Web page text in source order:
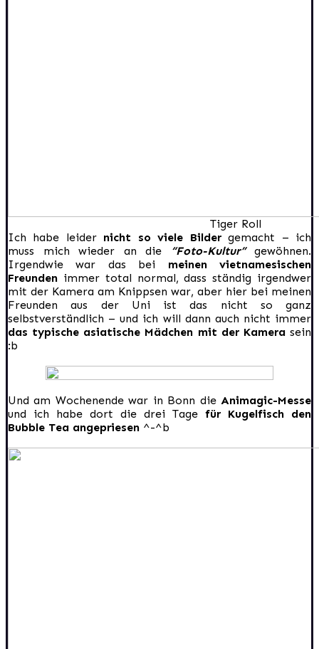
Tiger Roll
Ich habe leider nicht so viele Bildergemacht – ich
muss mich wieder an die
“Foto-Kultur”gewöhnen.
Irgendwie war das bei meinen vietnamesischen
Freunden immer total normal, dass ständig irgendwer
mit der Kamera am Knippsen war, aber hier bei meinen
Freunden aus der Uni ist das nicht so ganz
selbstverständlich – und ich will dann auch nicht immer
das typische asiatische Mädchen mit der Kamera sein
:b
Und am Wochenende war in Bonn dieAnimagic-Messe
und ich habe dort die drei Tage für Kugelfisch den
Bubble Tea angepriesen ^-^b